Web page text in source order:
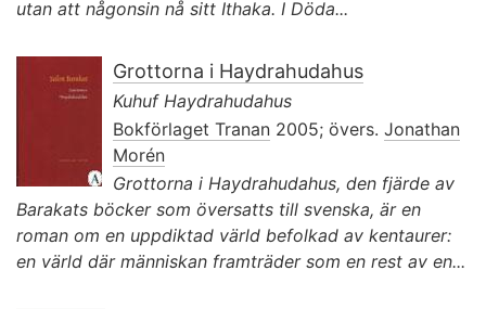
utan att någonsin nå sitt Ithaka. I Döda...
Grottorna i Haydrahudahus
Kuhuf Haydrahudahus
Bokförlaget Tranan 2005; övers. Jonathan
Morén
Grottorna i Haydrahudahus, den fjärde av
Barakats böcker som översatts till svenska, är en
roman om en uppdiktad värld befolkad av kentaurer:
en värld där människan framträder som en rest av en...